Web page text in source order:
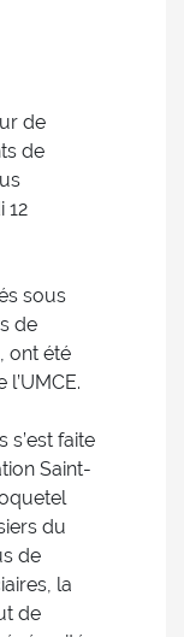
de
de
12
sous
de
ont été
s’est faite
Saint-
du
de
la
de